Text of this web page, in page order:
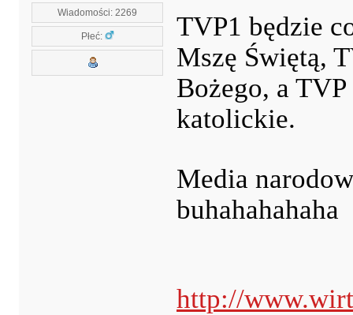
Wiadomości: 2269
Płeć:
TVP1 będzie
Mszę Świętą,
Bożego, a
katolickie.
Media
buhahahahaha
http://